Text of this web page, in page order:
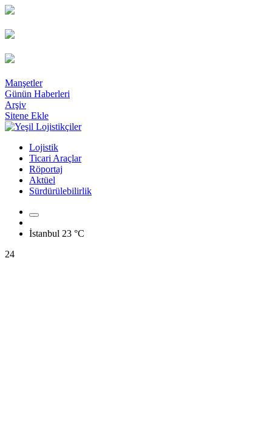
Manşetler
Günün Haberleri
Arşiv
Sitene Ekle
Lojistik
Ticari Araçlar
Röportaj
Aktüel
Sürdürülebilirlik
İstanbul 23 °C
24